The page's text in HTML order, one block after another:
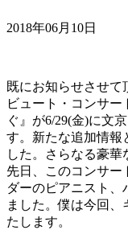
2018年06月10日
既にお知らせさせて
ビュート・コンサ
ぐ』が6/29(金)に文
す。新たな追加情報
した。さらなる豪華
先日、このコンサー
ダーのピアニスト、
ました。僕は今回
たします。